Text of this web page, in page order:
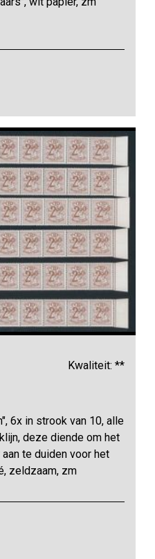
Kwaliteit: **
6x in strook van 10, alle
deze diende om het
te duiden voor het
zeldzaam, zm